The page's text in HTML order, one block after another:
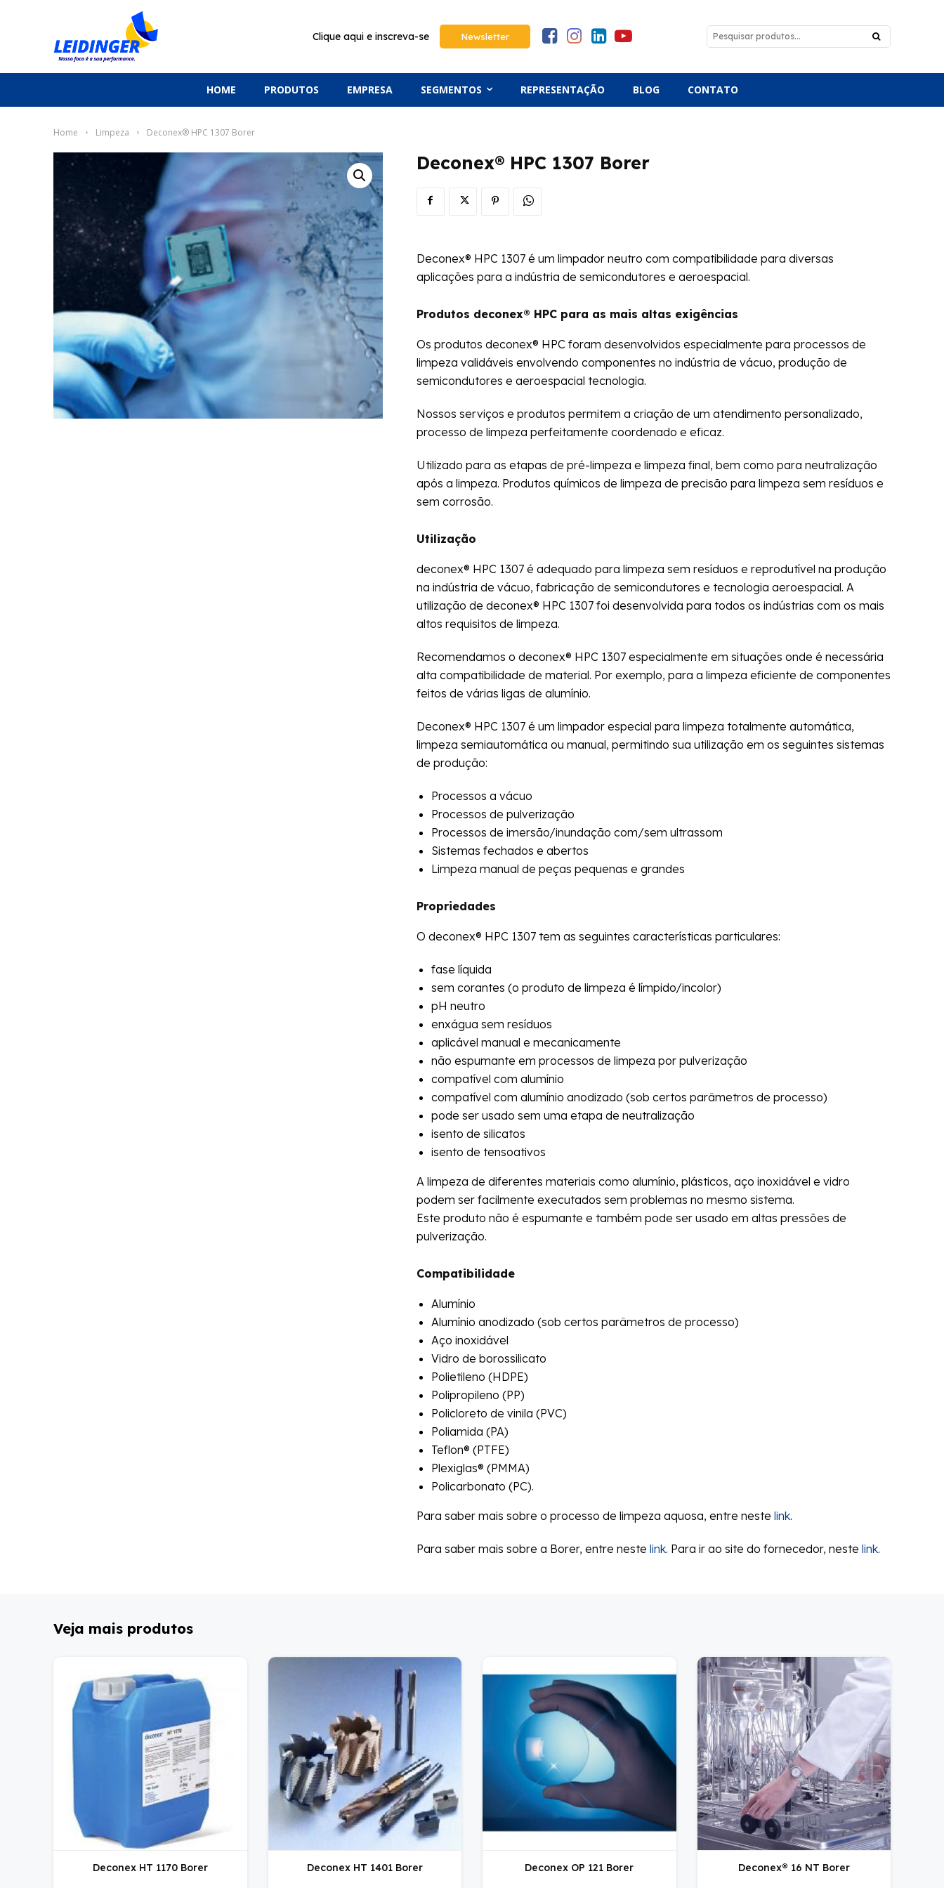
Clique aqui e inscreva-se Newsletter
HOME PRODUTOS EMPRESA SEGMENTOS REPRESENTAÇÃO BLOG CONTATO
Home Limpeza Deconex® HPC 1307 Borer
Deconex® HPC 1307 Borer
Deconex® HPC 1307 é um limpador neutro com compatibilidade para diversas
aplicações para a indústria de semicondutores e aeroespacial.
Produtos deconex® HPC para as mais altas exigências
Os produtos deconex® HPC foram desenvolvidos especialmente para processos de
limpeza validáveis ​​envolvendo componentes no indústria de vácuo, produção de
semicondutores e aeroespacial tecnologia.
Nossos serviços e produtos permitem a criação de um atendimento personalizado,
processo de limpeza perfeitamente coordenado e eficaz.
Utilizado para as etapas de pré-limpeza e limpeza final, bem como para neutralização
após a limpeza. Produtos químicos de limpeza de precisão para limpeza sem resíduos e
sem corrosão.
Utilização
deconex® HPC 1307 é adequado para limpeza sem resíduos e reprodutível na produção
na indústria de vácuo, fabricação de semicondutores e tecnologia aeroespacial. A
utilização de deconex® HPC 1307 foi desenvolvida para todos os indústrias com os mais
altos requisitos de limpeza.
Recomendamos o deconex® HPC 1307 especialmente em situações onde é necessária
alta compatibilidade de material. Por exemplo, para a limpeza eficiente de componentes
feitos de várias ligas de alumínio.
Deconex® HPC 1307 é um limpador especial para limpeza totalmente automática,
limpeza semiautomática ou manual, permitindo sua utilização em os seguintes sistemas
de produção:
Processos a vácuo
Processos de pulverização
Processos de imersão/inundação com/sem ultrassom
Sistemas fechados e abertos
Limpeza manual de peças pequenas e grandes
Propriedades
O deconex® HPC 1307 tem as seguintes características particulares:
fase líquida
sem corantes (o produto de limpeza é límpido/incolor)
pH neutro
enxágua sem resíduos
aplicável manual e mecanicamente
não espumante em processos de limpeza por pulverização
compatível com alumínio
compatível com alumínio anodizado (sob certos parâmetros de processo)
pode ser usado sem uma etapa de neutralização
isento de silicatos
isento de tensoativos
A limpeza de diferentes materiais como alumínio, plásticos, aço inoxidável e vidro
podem ser facilmente executados sem problemas no mesmo sistema.
Este produto não é espumante e também pode ser usado em altas pressões de
pulverização.
Compatibilidade
Alumínio
Alumínio anodizado (sob certos parâmetros de processo)
Aço inoxidável
Vidro de borossilicato
Polietileno (HDPE)
Polipropileno (PP)
Policloreto de vinila (PVC)
Poliamida (PA)
Teflon® (PTFE)
Plexiglas® (PMMA)
Policarbonato (PC).
Para saber mais sobre o processo de limpeza aquosa, entre neste link.
Para saber mais sobre a Borer, entre neste link. Para ir ao site do fornecedor, neste link.
Veja mais produtos
Deconex HT 1170 Borer Deconex HT 1401 Borer Deconex OP 121 Borer Deconex® 16 NT Borer